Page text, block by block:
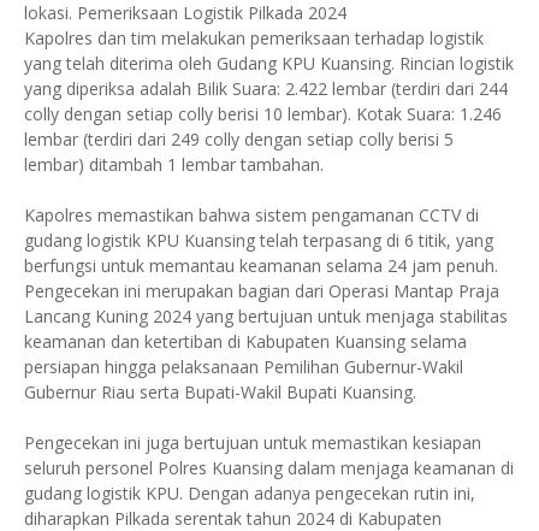
lokasi. Pemeriksaan Logistik Pilkada 2024
Kapolres dan tim melakukan pemeriksaan terhadap logistik
yang telah diterima oleh Gudang KPU Kuansing. Rincian logistik
yang diperiksa adalah Bilik Suara: 2.422 lembar (terdiri dari 244
colly dengan setiap colly berisi 10 lembar). Kotak Suara: 1.246
lembar (terdiri dari 249 colly dengan setiap colly berisi 5
lembar) ditambah 1 lembar tambahan.
Kapolres memastikan bahwa sistem pengamanan CCTV di
gudang logistik KPU Kuansing telah terpasang di 6 titik, yang
berfungsi untuk memantau keamanan selama 24 jam penuh.
Pengecekan ini merupakan bagian dari Operasi Mantap Praja
Lancang Kuning 2024 yang bertujuan untuk menjaga stabilitas
keamanan dan ketertiban di Kabupaten Kuansing selama
persiapan hingga pelaksanaan Pemilihan Gubernur-Wakil
Gubernur Riau serta Bupati-Wakil Bupati Kuansing.
Pengecekan ini juga bertujuan untuk memastikan kesiapan
seluruh personel Polres Kuansing dalam menjaga keamanan di
gudang logistik KPU. Dengan adanya pengecekan rutin ini,
diharapkan Pilkada serentak tahun 2024 di Kabupaten